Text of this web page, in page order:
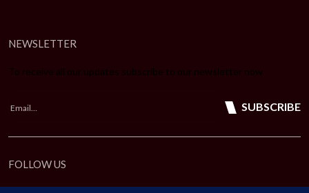
NEWSLETTER
To receive all our updates subscribe to our newsletter now
SUBSCRIBE
FOLLOW US